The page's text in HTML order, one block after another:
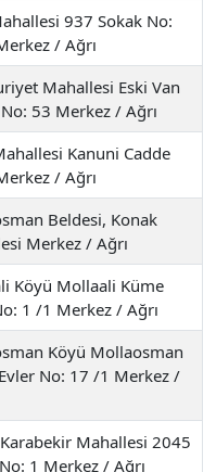
937 Sokak No:
/ Ağrı
Mahallesi Eski Van
53 Merkez / Ağrı
Kanuni Cadde
/ Ağrı
Beldesi, Konak
Merkez / Ağrı
Köyü Mollaali Küme
1 /1 Merkez / Ağrı
Köyü Mollaosman
No: 17 /1 Merkez /
Karabekir Mahallesi 2045
1 Merkez / Ağrı